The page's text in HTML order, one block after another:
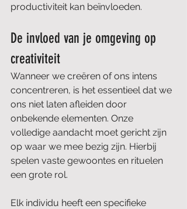
productiviteit kan beïnvloeden.
De invloed van je omgeving op
creativiteit
Wanneer we creëren of ons intens
concentreren, is het essentieel dat we
ons niet laten afleiden door
onbekende elementen. Onze
volledige aandacht moet gericht zijn
op waar we mee bezig zijn. Hierbij
spelen vaste gewoontes en rituelen
een grote rol.
Elk individu heeft een specifieke